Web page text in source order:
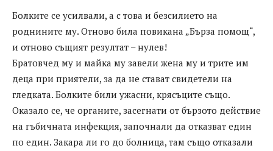
Болките се усилвали, а с това и безсилието на
роднините му. Отново била повикана „Бърза помощ“,
и отново същият резултат – нулев!
Братовчед му и майка му завели жена му и трите им
деца при приятели, за да не стават свидетели на
гледката. Болките били ужасни, крясъците също.
Оказало се, че органите, засегнати от бързото действие
на гъбичната инфекция, започнали да отказват един
по един. Закара ли го до болница, там също отказали